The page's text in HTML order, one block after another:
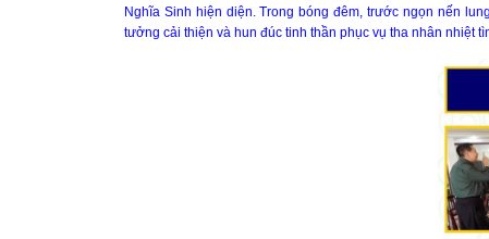
Nghĩa Sinh hiện diện. Trong bóng đêm, trước ngọn nến
tưởng cải thiện và hun đúc tinh thần phục vụ tha nhân nhiệt